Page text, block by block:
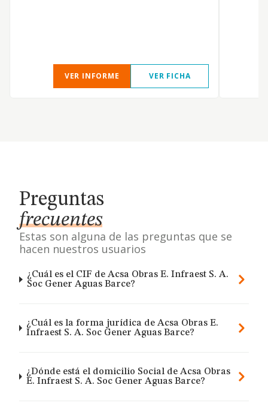
VER INFORME VER FICHA
Preguntas
frecuentes
Estas son alguna de las preguntas que se
hacen nuestros usuarios
¿Cuál es el CIF de Acsa Obras E. Infraest S. A.
Soc Gener Aguas Barce?
¿Cuál es la forma jurídica de Acsa Obras E.
Infraest S. A. Soc Gener Aguas Barce?
¿Dónde está el domicilio Social de Acsa Obras
E. Infraest S. A. Soc Gener Aguas Barce?